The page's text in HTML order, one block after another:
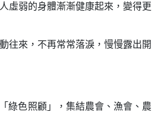
虛弱的身體漸漸健康起來，變得更
往來，不再常常落淚，慢慢露出開
綠色照顧」，集結農會、漁會、農